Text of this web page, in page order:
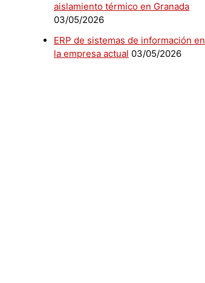
aislamiento térmico en Granada
03/05/2026
ERP de sistemas de información en
la empresa actual 03/05/2026